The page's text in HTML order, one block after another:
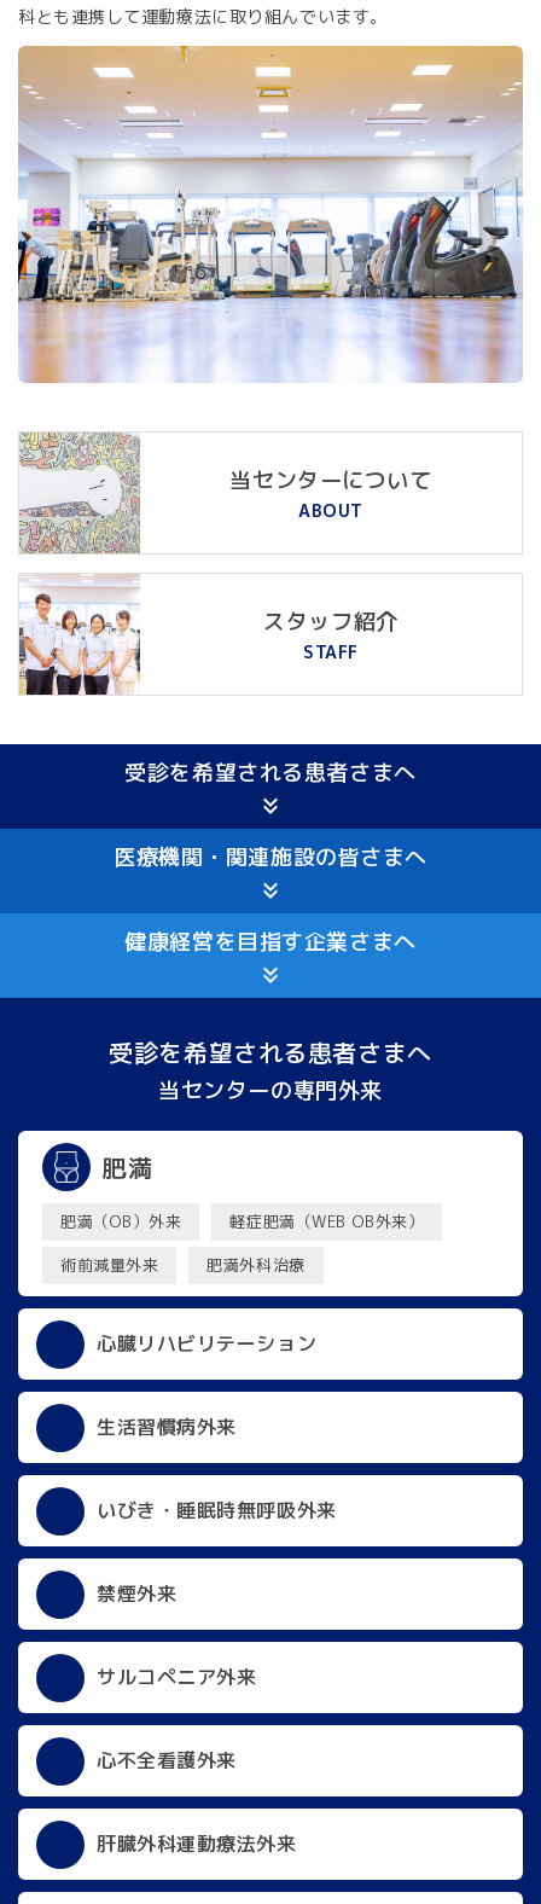
科とも連携して運動療法に取り組んでいます。
当センターについて
ABOUT
スタッフ紹介
STAFF
受診を希望される患者さまへ
医療機関・関連施設の皆さまへ
健康経営を目指す企業さまへ
受診を希望される患者さまへ
当センターの専門外来
肥満
肥満（OB）外来
軽症肥満（WEB OB外来）
術前減量外来
肥満外科治療
心臓リハビリテーション
生活習慣病外来
いびき・睡眠時無呼吸外来
禁煙外来
サルコペニア外来
心不全看護外来
肝臓外科運動療法外来